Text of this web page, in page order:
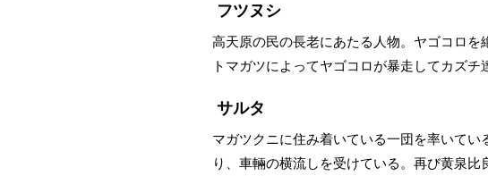
フツヌシ
高天原の民の長老にあたる人物。ヤゴコロ
トマガツによってヤゴコロが暴走してカズ
サルタ
マガツクニに住み着いている一団を率いて
り、車輛の横流しを受けている。再び黄泉